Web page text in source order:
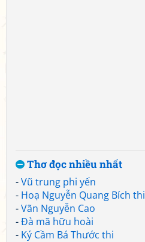
Thơ đọc nhiều nhất
-Vũ trung phi yến
- Hoạ Nguyễn Quang Bích thi
-Vãn Nguyễn Cao
-Đà mã hữu hoài
- Ký Cầm Bá Thước thi